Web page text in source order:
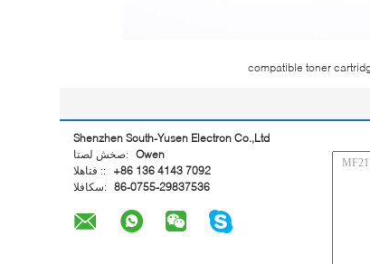
compatible toner
Shenzhen South-Yusen Electron Co.,Ltd
اتصل شخص: Owen
الهاتف ::
+86 136 4143 7092
الفاكس: 86-0755-29837536